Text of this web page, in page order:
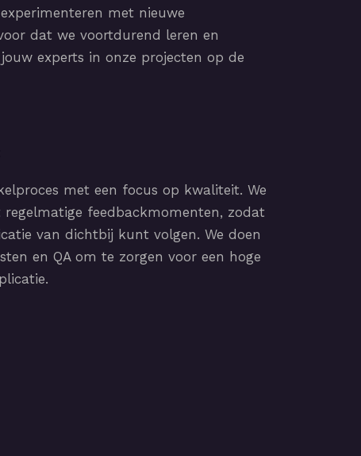
met nieuwe
dat we voortdurend leren en
experts in onze projecten op de
met een focus op kwaliteit. We
feedbackmomenten, zodat
van dichtbij kunt volgen. We doen
en QA om te zorgen voor een hoge